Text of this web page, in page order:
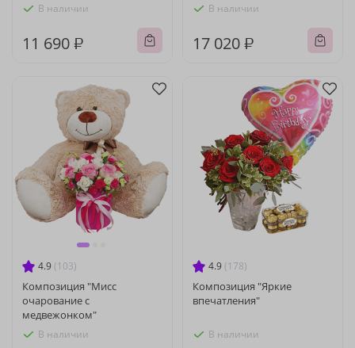
В наличии
11 690 ₽
В наличии
17 020 ₽
4.9 (103)
Композиция "Мисс
очарование с
медвежонком"
В наличии
4.9 (178)
Композиция "Яркие
впечатления"
В наличии